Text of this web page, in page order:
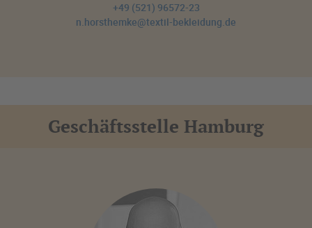
+49 (521) 96572-23
n.horsthemke@textil-bekleidung.de
Geschäftsstelle Hamburg